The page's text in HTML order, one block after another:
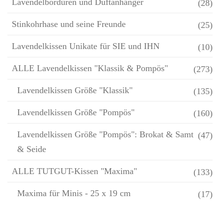
Lavendelbordüren und Duftanhänger (28)
Stinkohrhase und seine Freunde (25)
Lavendelkissen Unikate für SIE und IHN (10)
ALLE Lavendelkissen "Klassik & Pompös" (273)
Lavendelkissen Größe "Klassik" (135)
Lavendelkissen Größe "Pompös" (160)
Lavendelkissen Größe "Pompös": Brokat & Samt
& Seide
(47)
ALLE TUTGUT-Kissen "Maxima" (133)
Maxima für Minis - 25 x 19 cm (17)